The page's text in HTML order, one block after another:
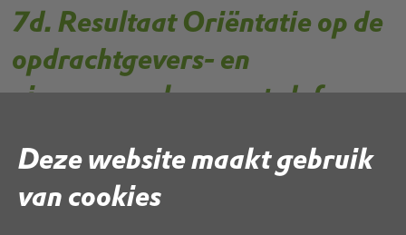
Deze website maakt gebruik
van cookies
7d. Resultaat Oriëntatie op de
opdrachtgevers- en
eigenaarsrol concept-def
Gebruik de onderstaande link om het document te downloaden.